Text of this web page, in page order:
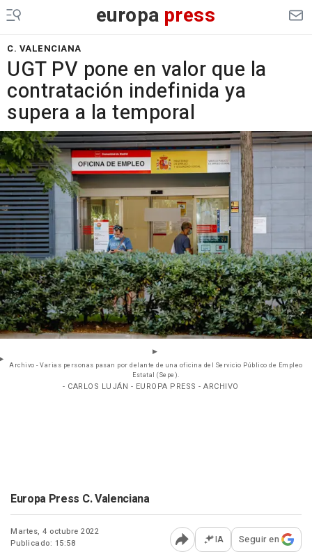
europa press
C. VALENCIANA
UGT PV pone en valor que la
contratación indefinida ya
supera a la temporal
Archivo - Varias personas pasan por delante de una oficina del Servicio Público de Empleo
Estatal (Sepe).
- CARLOS LUJÁN - EUROPA PRESS - ARCHIVO
Europa Press C. Valenciana
Martes, 4 octubre 2022
Publicado: 15:58
Abrir opciones para
IA Seguir en